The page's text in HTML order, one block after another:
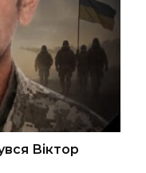
Віктор